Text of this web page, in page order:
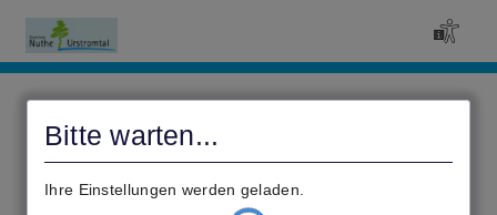
Bitte warten...
Ihre Einstellungen werden geladen.